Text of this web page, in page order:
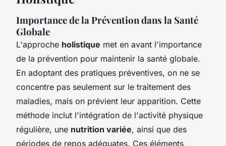
Importance de la Prévention dans la Santé
Globale
L'approche holistique met en avant l'importance
de la prévention pour maintenir la santé globale.
En adoptant des pratiques préventives, on ne se
concentre pas seulement sur le traitement des
maladies, mais on prévient leur apparition. Cette
méthode inclut l'intégration de l'activité physique
régulière, une nutrition variée, ainsi que des
périodes de repos adéquates. Ces éléments